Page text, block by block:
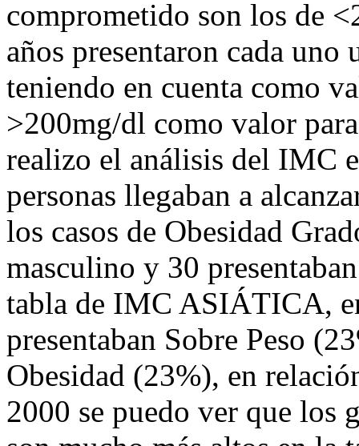
comprometido son los de
años presentaron cada
teniendo en cuenta como
>200mg/dl como valor
realizo el análisis del IMC
personas llegaban a
los casos de Obesidad
masculino y 30
tabla de IMC ASIÁTICA,
presentaban Sobre Peso
Obesidad (23%), en
2000 se puedo ver que los